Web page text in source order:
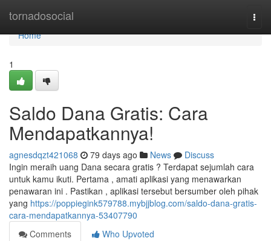
tornadosocial
Home
Home
1
Saldo Dana Gratis: Cara
Mendapatkannya!
agnesdqzt421068 79 days ago News
Discuss
Ingin meraih uang Dana secara gratis ? Terdapat sejumlah cara
untuk kamu ikuti. Pertama , amati aplikasi yang menawarkan
penawaran ini . Pastikan , aplikasi tersebut bersumber oleh pihak
yang https://poppiegink579788.mybjjblog.com/saldo-dana-gratis-
cara-mendapatkannya-53407790
Comments
Who Upvoted